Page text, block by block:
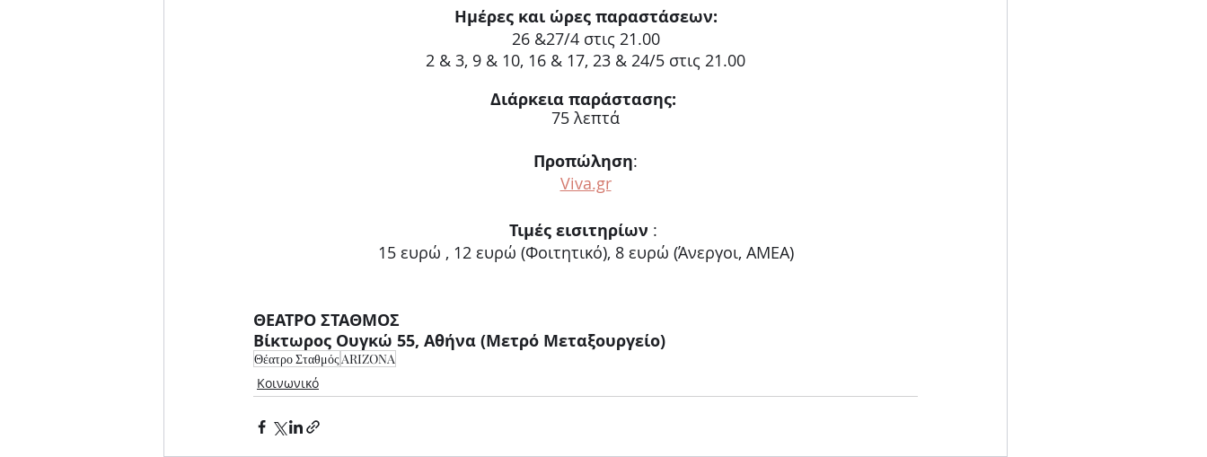
Ημέρες και ώρες παραστάσεων:
26 &27/4 στις 21.00
2 & 3, 9 & 10, 16 & 17, 23 & 24/5 στις 21.00
Διάρκεια παράστασης:
75 λεπτά
Προπώληση:
Viva.gr
Τιμές εισιτηρίων :
15 ευρώ , 12 ευρώ (Φοιτητικό), 8 ευρώ (Άνεργοι, ΑΜΕΑ)
ΘΕΑΤΡΟ ΣΤΑΘΜΟΣ
Βίκτωρος Ουγκώ 55, Αθήνα (Μετρό Μεταξουργείο)
Θέατρο ΣταθμόςARIZONA
Κοινωνικό